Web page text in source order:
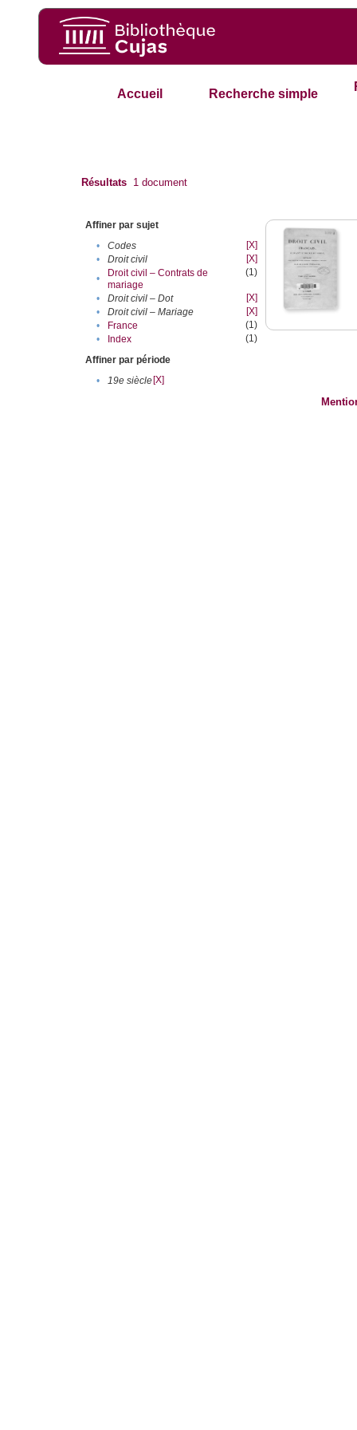
Accueil Recherche simple
Résultats 1 document
Affiner par sujet
•
Codes
[X]
•
Droit civil
[X]
•
Droit civil – Contrats de
mariage
(1)
• Droit civil – Dot
[X]
•
Droit civil – Mariage
[X]
•
France
(1)
•
Index
(1)
Affiner par période
•
19e siècle[X]